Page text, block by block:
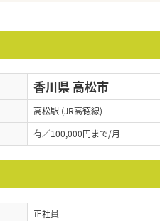
香川県 高松市
高松駅 (JR高徳線)
有／100,000円まで/月
正社員